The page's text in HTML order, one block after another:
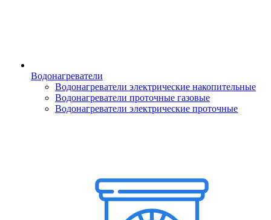
Водонагреватели
Водонагреватели электрические накопительные
Водонагреватели проточные газовые
Водонагреватели электрические проточные